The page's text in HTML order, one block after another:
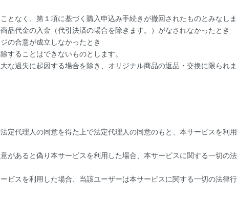
なく、第１項に基づく購入申込み手続きが撤回されたものとみなしま
品代金の入金（代引決済の場合を除きます。）がなされなかったとき
の合意が成立しなかったとき
することはできないものとします。
過失に起因する場合を除き、オリジナル商品の返品・交換に限られ
定代理人の同意を得た上で法定代理人の同意のもと、本サービスを利
があると偽り本サービスを利用した場合、本サービスに関する一切の
ビスを利用した場合、当該ユーザーは本サービスに関する一切の法律